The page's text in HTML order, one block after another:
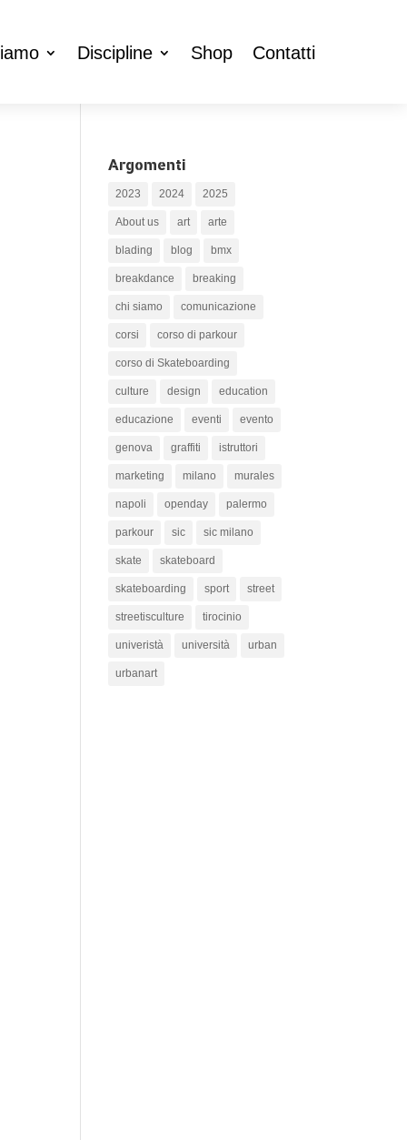
Discipline Shop Contatti
Argomenti
2023 2024 2025
About us art arte
blading blog bmx
breakdance breaking
chi siamo comunicazione
corsi corso di parkour
corso di Skateboarding
culture design education
educazione eventi evento
genova graffiti istruttori
marketing milano murales
napoli openday palermo
parkour sic sic milano
skate skateboard
skateboarding sport street
streetisculture tirocinio
univeristà università urban
urbanart